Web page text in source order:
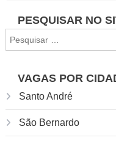
Navegação
de
Post
PESQUISAR NO
VAGAS POR
Santo André
São Bernardo